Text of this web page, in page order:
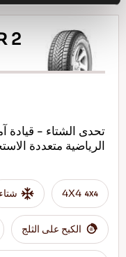
2
تحدى الشتاء - قيادة
الرياضية متعددة
4X4 شتاء
الكبح على الثلج